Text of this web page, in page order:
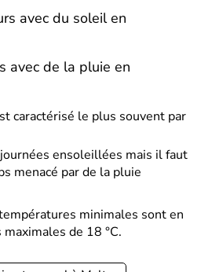
avec du soleil en
avec de la pluie en
caractérisé le plus souvent par
ensoleillées mais il faut
menacé par de la pluie
minimales sont en
de 18 °C.